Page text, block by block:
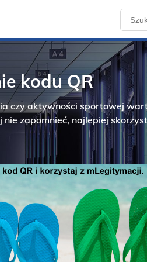
kodu QR
czy aktywności sportowej
zapomnieć, najlepiej